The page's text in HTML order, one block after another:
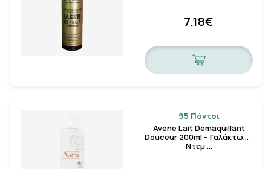
7.18€
95 Πόντοι
Avene Lait Demaquillant
Douceur 200ml – Γαλάκτωμα
Ντεμ …